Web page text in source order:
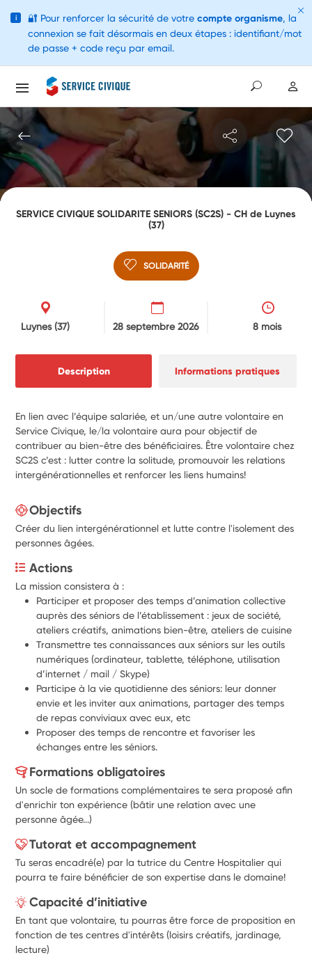
SERVICE CIVIQUE SOLIDARITE SENIORS (SC2S) - CH de Luynes
(37)
SOLIDARITÉ
Luynes(37) 28 septembre 2026 8 mois
Description Informations pratiques
En lien avec l’équipe salariée, et un/une autre volontaire en
Service Civique, le/la volontaire aura pour objectif de
contribuer au bien-être des bénéficiaires. Être volontaire chez
SC2S c’est : lutter contre la solitude, promouvoir les relations
intergénérationnelles et renforcer les liens humains!
Objectifs
Créer du lien intergénérationnel et lutte contre l'isolement des
personnes âgées.
Actions
La mission consistera à :
Participer et proposer des temps d’animation collective
auprès des séniors de l’établissement : jeux de société,
ateliers créatifs, animations bien-être, ateliers de cuisine
Transmettre tes connaissances aux séniors sur les outils
numériques (ordinateur, tablette, téléphone, utilisation
d’internet / mail / Skype)
Participe à la vie quotidienne des séniors: leur donner
envie et les inviter aux animations, partager des temps
de repas conviviaux avec eux, etc
Proposer des temps de rencontre et favoriser les
échanges entre les séniors.
Formations obligatoires
Un socle de formations complémentaires te sera proposé afin
d'enrichir ton expérience (bâtir une relation avec une
personne âgée...)
Tutorat et accompagnement
Tu seras encadré(e) par la tutrice du Centre Hospitalier qui
pourra te faire bénéficier de son expertise dans le domaine!
Capacité d’initiative
En tant que volontaire, tu pourras être force de proposition en
fonction de tes centres d'intérêts (loisirs créatifs, jardinage,
lecture)
i 🔐 Pour renforcer la sécurité de votre compte organisme, la
connexion se fait désormais en deux étapes : identifiant/mot
de passe + code reçu par email.